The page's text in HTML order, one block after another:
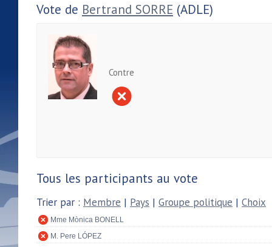
Vote de Bertrand SORRE (ADLE)
Contre
Tous les participants au vote
Trier par : Membre | Pays | Groupe politique | Choix
Mme Mònica BONELL
M. Pere LÓPEZ